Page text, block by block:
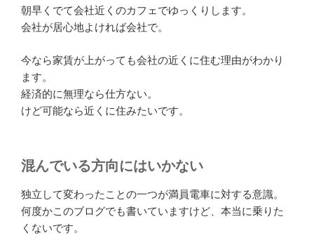
朝早くでて会社近くのカフェでゆっくりします。
会社が居心地よければ会社で。
今なら家賃が上がっても会社の近くに住む理由がわかり
ます。
経済的に無理なら仕方ない。
けど可能なら近くに住みたいです。
混んでいる方向にはいかない
独立して変わったことの一つが満員電車に対する意識。
何度かこのブログでも書いていますけど、本当に乗りた
くないです。